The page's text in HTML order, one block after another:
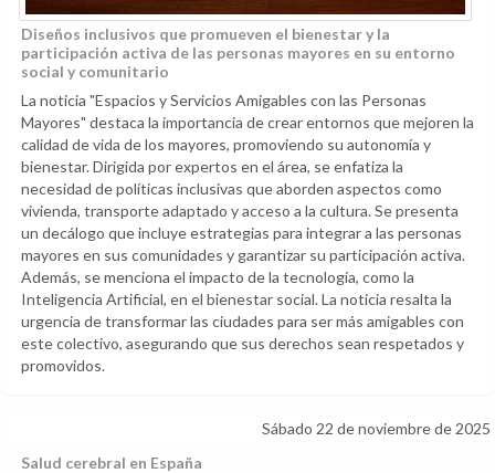
Diseños inclusivos que promueven el bienestar y la
participación activa de las personas mayores en su entorno
social y comunitario
La noticia "Espacios y Servicios Amigables con las Personas
Mayores" destaca la importancia de crear entornos que mejoren la
calidad de vida de los mayores, promoviendo su autonomía y
bienestar. Dirigida por expertos en el área, se enfatiza la
necesidad de políticas inclusivas que aborden aspectos como
vivienda, transporte adaptado y acceso a la cultura. Se presenta
un decálogo que incluye estrategias para integrar a las personas
mayores en sus comunidades y garantizar su participación activa.
Además, se menciona el impacto de la tecnología, como la
Inteligencia Artificial, en el bienestar social. La noticia resalta la
urgencia de transformar las ciudades para ser más amigables con
este colectivo, asegurando que sus derechos sean respetados y
promovidos.
Sábado 22 de noviembre de 2025
Salud cerebral en España